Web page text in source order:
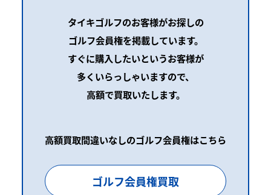
タイキゴルフのお客様がお探しの
ゴルフ会員権を掲載しています。
すぐに購入したいというお客様が
多くいらっしゃいますので、
高額で買取いたします。
高額買取間違いなしのゴルフ会員権はこちら
ゴルフ会員権買取